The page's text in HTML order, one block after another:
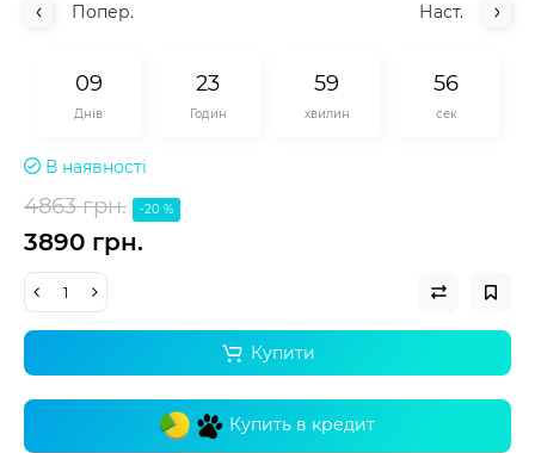
Попер. Наст.
09
Днів
23
Годин
59
хвилин
55
сек
В наявності
4863 грн. -20 %
3890 грн.
Купити
Купить в кредит